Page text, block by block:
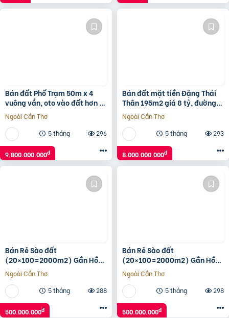
Bán đất Phố Trạm 50m x 4
vuông vắn, oto vào đất hơn 9
tỷ TL. LH 0936123469
Ngoài Cần Thơ
5 tháng
296
9.800.000.000đ
Bán đất mặt tiền Đặng Thái
Thân 195m2 giá 8 tỷ, đường
7m5, sổ sẵn chính chủ
Ngoài Cần Thơ
5 tháng
293
8.000.000.000đ
Bán Rẻ Sào đất
(20×100=2000m2) Gần Hồ
Du Lịch Thanh An, Dân Cư
đông, Thuận Tiện Buôn Bán,
500tr
Ngoài Cần Thơ
5 tháng
288
500.000.000đ
Bán Rẻ Sào đất
(20×100=2000m2) Gần Hồ
Du Lịch Thanh An, Dân Cư
đông, Thuận Tiện Buôn Bán,
500tr
Ngoài Cần Thơ
5 tháng
298
500.000.000đ